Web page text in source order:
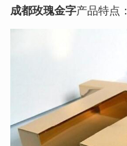
成都玫瑰金字产品特点：